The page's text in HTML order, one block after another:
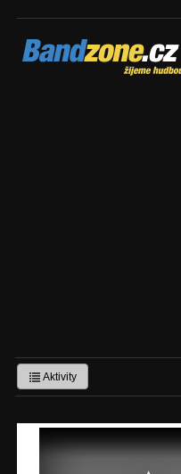
Bandzone.cz
žijeme hudbou
Aktivity